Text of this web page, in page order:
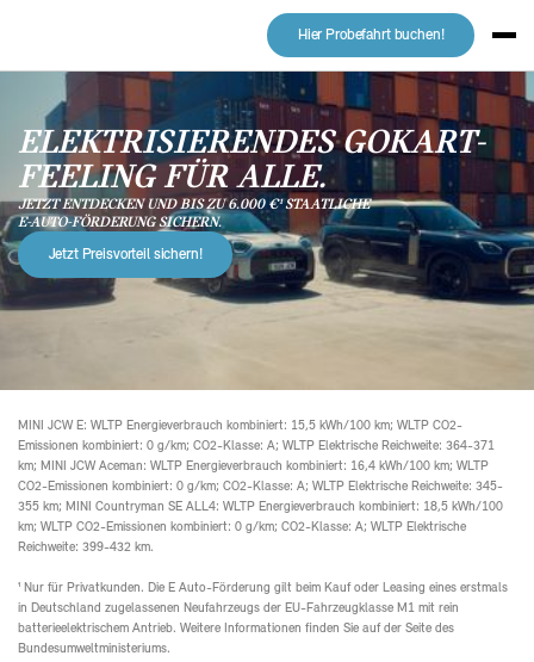
Hier Probefahrt buchen!
ELEKTRISIERENDES GOKART-
FEELING FÜR ALLE.
JETZT ENTDECKEN UND BIS ZU 6.000 €¹ STAATLICHE
E-AUTO-FÖRDERUNG SICHERN.
Jetzt Preisvorteil sichern!
MINI JCW E: WLTP Energieverbrauch kombiniert: 15,5 kWh/100 km; WLTP CO2-
Emissionen kombiniert: 0 g/km; CO2-Klasse: A; WLTP Elektrische Reichweite: 364-371
km; MINI JCW Aceman: WLTP Energieverbrauch kombiniert: 16,4 kWh/100 km; WLTP
CO2-Emissionen kombiniert: 0 g/km; CO2-Klasse: A; WLTP Elektrische Reichweite: 345-
355 km; MINI Countryman SE ALL4: WLTP Energieverbrauch kombiniert: 18,5 kWh/100
km; WLTP CO2-Emissionen kombiniert: 0 g/km; CO2-Klasse: A; WLTP Elektrische
Reichweite: 399-432 km.
¹ Nur für Privatkunden. Die E Auto-Förderung gilt beim Kauf oder Leasing eines erstmals
in Deutschland zugelassenen Neufahrzeugs der EU-Fahrzeugklasse M1 mit rein
batterieelektrischem Antrieb. Weitere Informationen finden Sie auf der Seite des
Bundesumweltministeriums.